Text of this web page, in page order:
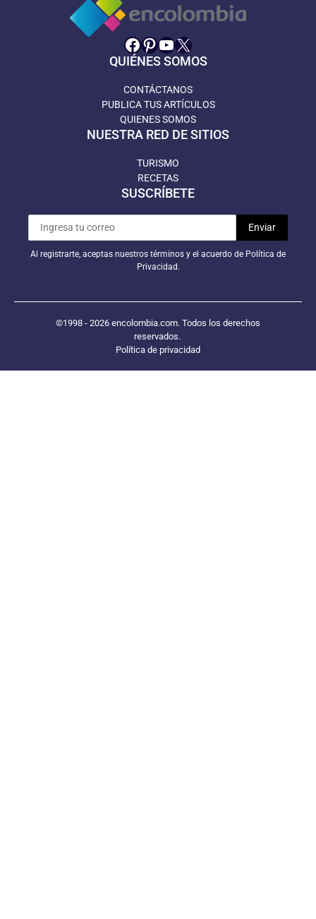
Facebook
Pinterest
YouTube
X
QUIÉNES SOMOS
CONTÁCTANOS
PUBLICA TUS ARTÍCULOS
QUIENES SOMOS
NUESTRA RED DE SITIOS
TURISMO
RECETAS
SUSCRÍBETE
Al registrarte, aceptas nuestros términos y el acuerdo de Política de
Privacidad.
©1998 - 2026 encolombia.com. Todos los derechos
reservados.
Política de privacidad